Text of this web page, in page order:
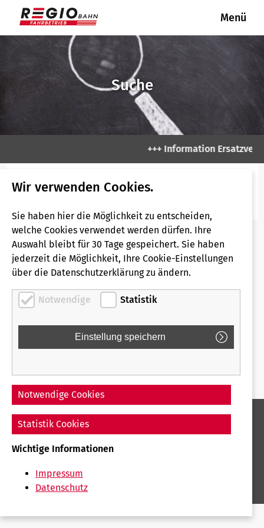
Menü
REGIOBAHN REGIOBAHN
Fahrgastinformation
Aktuelle Informationen
Neue Fahrzeuge für die RE 47
Fahrplanauskunft
Fahrpläne
Unser Netz
Linie S 28
Tickets & Tarife
Fahrradmitnahme
Kundencenter
Mobilitätsgarantie
Erhöhtes Beförderungsentgelt
Fahrgastrechte & Kundengarantien
Barrierefreies Reisen
Fahrradmitnahme
Unternehmen
Mitgliedschaften / Partner
Gesellschafter Regiobahn
Fahrbetriebsgesellschaft mbH
Presse
Presseverteiler
Pressefotos
Suche
+++ Information
Impressum
Wir verwenden Cookies.
Sie haben hier die Möglichkeit zu entscheiden,
welche Cookies verwendet werden dürfen. Ihre
Auswahl bleibt für 30 Tage gespeichert. Sie haben
jederzeit die Möglichkeit, Ihre Cookie-Einstellungen
über die Datenschutzerklärung zu ändern.
Notwendige Statistik
Notwendige Cookies
Statistik Cookies
Wichtige Informationen
Impressum
Datenschutz